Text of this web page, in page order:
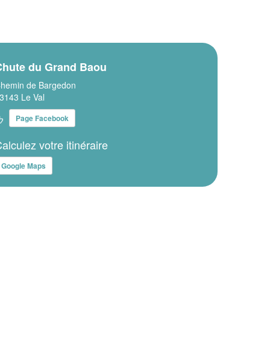
du Grand Baou
de Bargedon
Le Val
Page Facebook
votre itinéraire
Google Maps